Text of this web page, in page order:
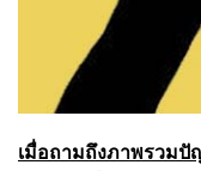
เมื่อถามถึงภาพรวมปั